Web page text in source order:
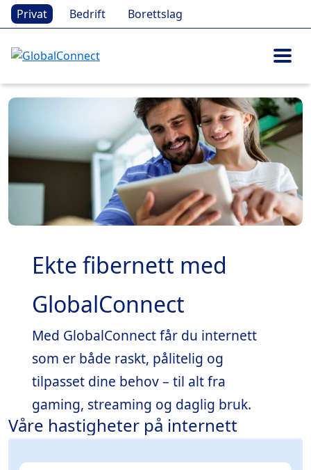
Privat Bedrift Borettslag
Ekte fibernett med
GlobalConnect
Med GlobalConnect får du internett
som er både raskt, pålitelig og
tilpasset dine behov – til alt fra
gaming, streaming og daglig bruk.
Våre hastigheter på internett